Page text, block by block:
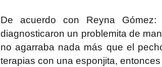
De acuerdo con Reyna Gómez:
diagnosticaron un problemita de
no agarraba nada más que el
terapias con una esponjita,